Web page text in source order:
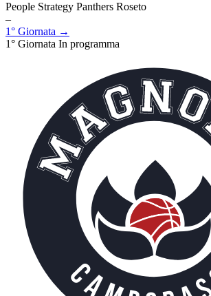
People Strategy Panthers Roseto
–
1° Giornata →
1° Giornata In programma